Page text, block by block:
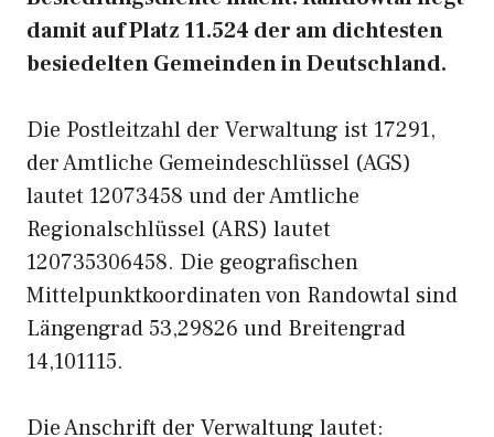
damit auf Platz 11.524 der am dichtesten
besiedelten Gemeinden in Deutschland.
Die Postleitzahl der Verwaltung ist 17291,
der Amtliche Gemeindeschlüssel (AGS)
lautet 12073458 und der Amtliche
Regionalschlüssel (ARS) lautet
120735306458. Die geografischen
Mittelpunktkoordinaten von Randowtal sind
Längengrad 53,29826 und Breitengrad
14,101115.
Die Anschrift der Verwaltung lautet: